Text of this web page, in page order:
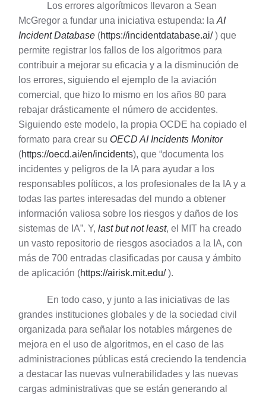
Los errores algorítmicos llevaron a Sean
McGregor a fundar una iniciativa estupenda: laAI
Incident Database (https://incidentdatabase.ai/) que
permite registrar los fallos de los algoritmos para
contribuir a mejorar su eficacia y a la disminución de
los errores, siguiendo el ejemplo de la aviación
comercial, que hizo lo mismo en los años 80 para
rebajar drásticamente el número de accidentes.
Siguiendo este modelo, la propia OCDE ha copiado el
formato para crear su OECD AI Incidents Monitor
(https://oecd.ai/en/incidents), que “documenta los
incidentes y peligros de la IA para ayudar a los
responsables políticos, a los profesionales de la IA y a
todas las partes interesadas del mundo a obtener
información valiosa sobre los riesgos y daños de los
sistemas de IA”. Y,last but not least, el MIT ha creado
un vasto repositorio de riesgos asociados a la IA, con
más de 700 entradas clasificadas por causa y ámbito
de aplicación (https://airisk.mit.edu/).
En todo caso, y junto a las iniciativas de las
grandes instituciones globales y de la sociedad civil
organizada para señalar los notables márgenes de
mejora en el uso de algoritmos, en el caso de las
administraciones públicas está creciendo la tendencia
a destacar las nuevas vulnerabilidades y las nuevas
cargas administrativas que se están generando al